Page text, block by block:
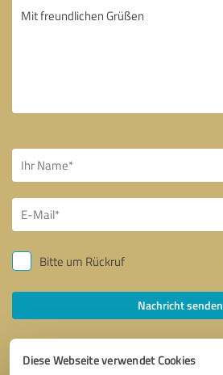
Diese Webseite verwendet Cookies
Bitte um Rückruf
Nachricht senden
Ich stimme den